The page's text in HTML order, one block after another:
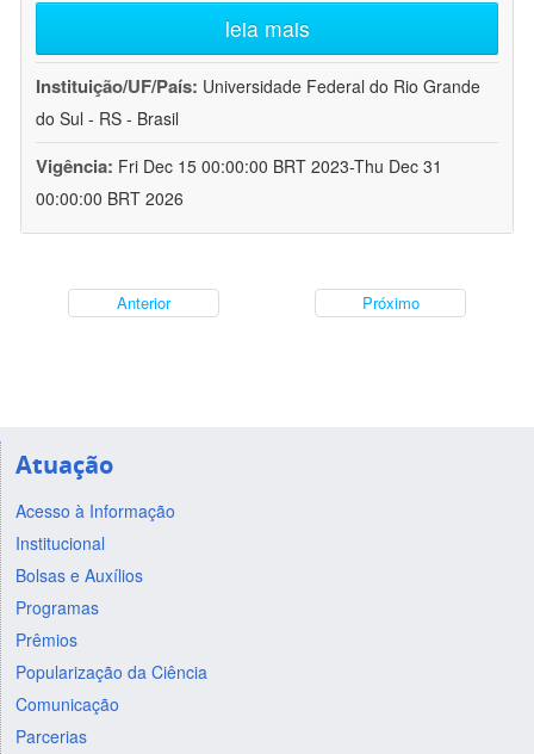
leia mais
Instituição/UF/País: Universidade Federal do Rio Grande
do Sul - RS - Brasil
Vigência: Fri Dec 15 00:00:00 BRT 2023-Thu Dec 31
00:00:00 BRT 2026
Anterior Próximo
Atuação
Acesso à Informação
Institucional
Bolsas e Auxílios
Programas
Prêmios
Popularização da Ciência
Comunicação
Parcerias